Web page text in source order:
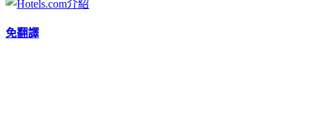
免翻譯